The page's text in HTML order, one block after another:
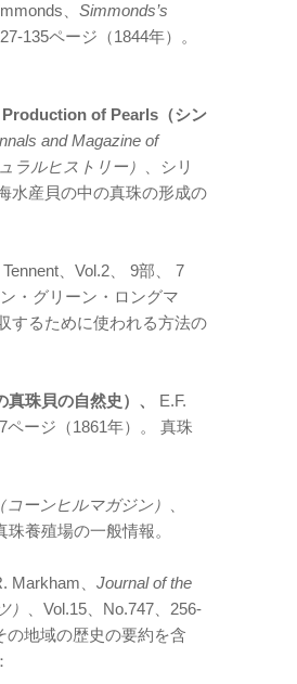
、 Simmonds’s
135ページ（1844年）。
of Pearls（シン
and Magazine of
ラルヒストリー）
、シリ
水産貝の中の真珠の形成の
Tennent、Vol.2、 9部、 7
・グリーン・ロングマ
するために使われる方法の
珠貝の自然史）、
E.F.
ページ（1861年）。 真珠
ーンヒルマガジン）
養殖場の一般情報。
Markham、 Journal of the
、Vol.15、No.747、256-
の地域の歴史の要約を含